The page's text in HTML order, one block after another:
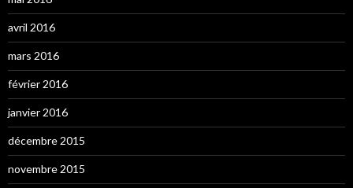
avril 2016
mars 2016
février 2016
janvier 2016
décembre 2015
novembre 2015